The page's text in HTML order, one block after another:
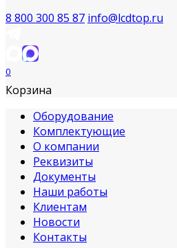
8 800 300 85 87 info@lcdtop.ru
0
Корзина
Оборудование
Комплектующие
О компании
Реквизиты
Документы
Наши работы
Клиентам
Новости
Контакты